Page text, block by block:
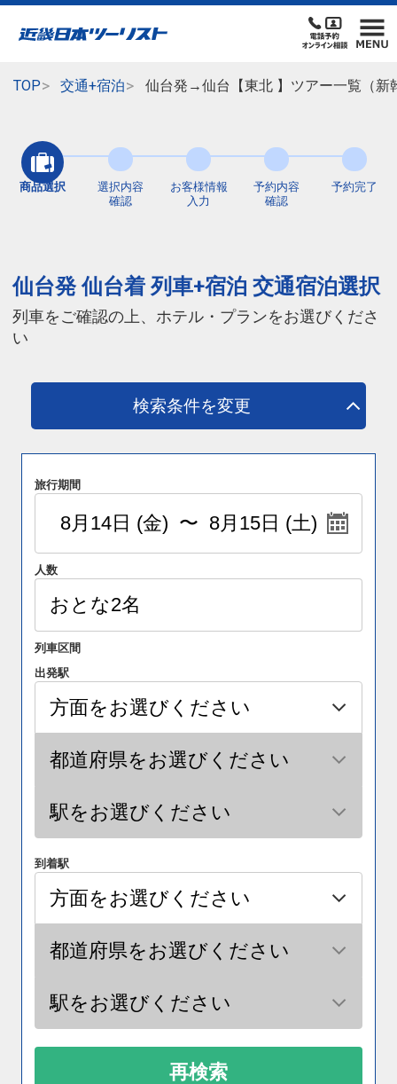
TOP 交通+宿泊 仙台発→仙台【東北 】ツアー一覧（新
商品選択
選択内容
確認
お客様情報
入力
予約内容
確認
予約完了
仙台発 仙台着 列車+宿泊 交通宿泊選択
列車をご確認の上、ホテル・プランをお選びくださ
い
検索条件を変更
旅行期間
人数
列車区間
出発駅
到着駅
再検索